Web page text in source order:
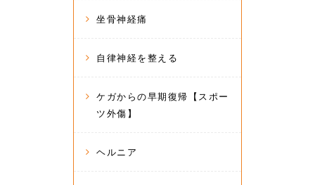
坐骨神経痛
自律神経を整える
ケガからの早期復帰【スポー
ツ外傷】
ヘルニア